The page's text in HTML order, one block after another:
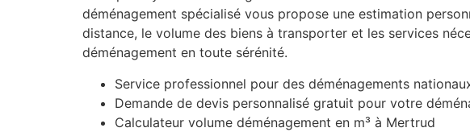
déménagement spécialisé vous propose une estimation
distance, le volume des biens à transporter et les services
déménagement en toute sérénité.
Service professionnel pour des déménagements
Demande de devis personnalisé gratuit pour votre
Calculateur volume déménagement en m³ à Mertrud